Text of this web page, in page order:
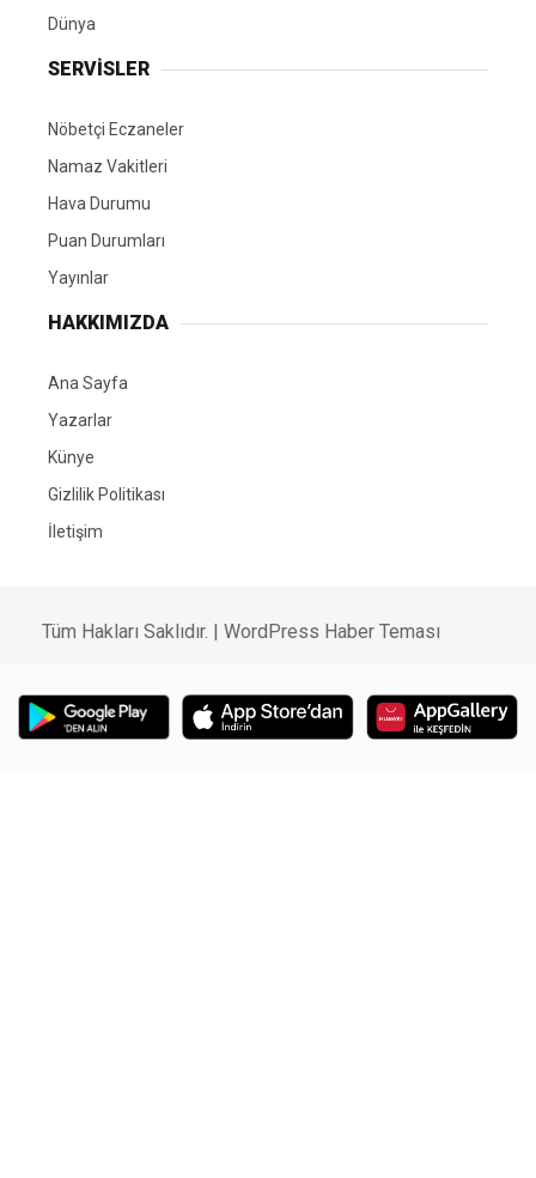
Dünya
SERVİSLER
Nöbetçi Eczaneler
Namaz Vakitleri
Hava Durumu
Puan Durumları
Yayınlar
HAKKIMIZDA
Ana Sayfa
Yazarlar
Künye
Gizlilik Politikası
İletişim
Tüm Hakları Saklıdır. | WordPress Haber Teması